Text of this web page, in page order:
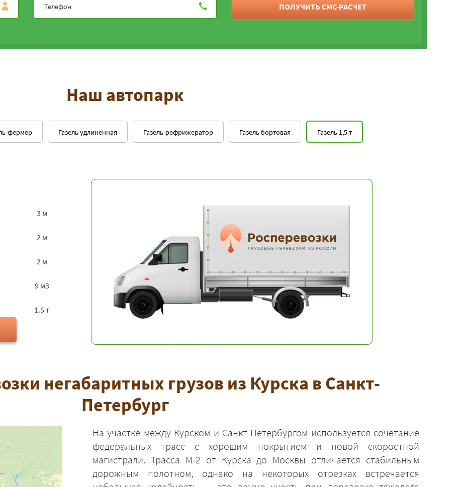
ПОЛУЧИТЬ СМС-РАСЧЕТ
Наш автопарк
Газель 1,5 т
Газель удлиненная Газель бортовая
Газель-рефрижератор
фермер
3 м
2 м
2 м
9 м3
1.5 т
негабаритных грузов из Курска в Санкт-
Петербург
На участке между Курском и Санкт-Петербургом используется сочетание
федеральных трасс с хорошим покрытием и новой скоростной
магистрали. Трасса М-2 от Курска до Москвы отличается стабильным
дорожным полотном, однако на некоторых отрезках встречается